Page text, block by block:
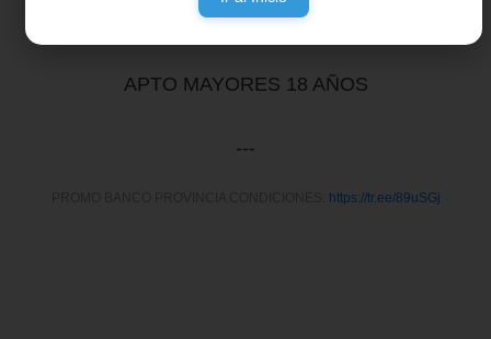
APTO MAYORES 18 AÑOS
---
https://tr.ee/89uSGj